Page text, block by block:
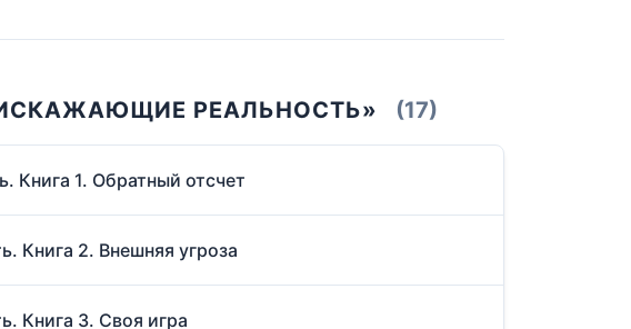
РЕАЛЬНОСТЬ» (17)
Книга 1. Обратный отсчет
Книга 2. Внешняя угроза
Книга 3. Своя игра